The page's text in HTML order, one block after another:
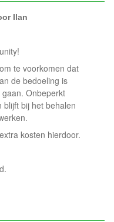
Ilan
te voorkomen dat
de bedoeling is
Onbeperkt
blijft bij het behalen
kosten hierdoor.